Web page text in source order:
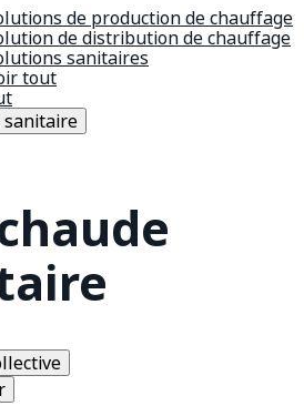
de production de chauffage
de distribution de chauffage
sanitaires
tout
sanitaire